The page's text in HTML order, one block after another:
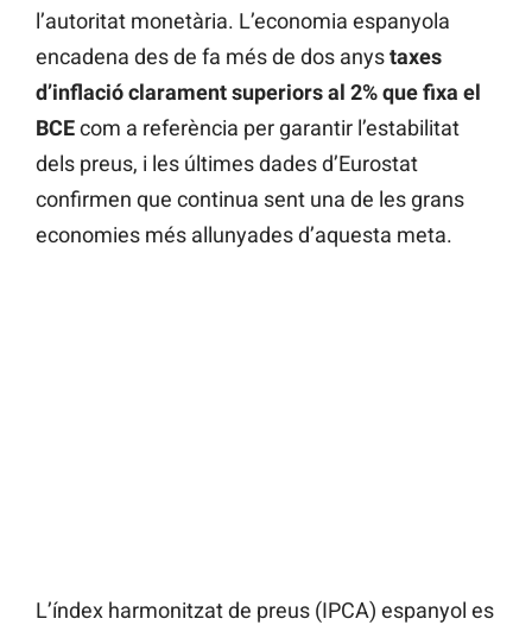
l’autoritat monetària. L’economia espanyola
encadena des de fa més de dos anystaxes
d’inflació clarament superiors al 2% que fixa el
BCEcom a referència per garantir l’estabilitat
dels preus, i les últimes dades d’Eurostat
confirmen que continua sent una de les grans
economies més allunyades d’aquesta meta.
L’índex harmonitzat de preus (IPCA) espanyol es